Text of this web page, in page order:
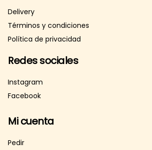
Delivery
Términos y condiciones
Política de privacidad
Redes sociales
Instagram
Facebook
Mi cuenta
Pedir